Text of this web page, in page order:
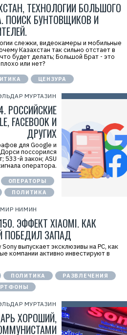
ТЕХНОЛОГИИ БОЛЬШОГО
ПОИСК БУНТОВЩИКОВ И
слежки, видеокамеры и мобильные
Казахстан так сильно отстает в
будет делать; Большой Брат - это
или нет?
ЦЕНЗУРА
МУРТАЗИН
РОССИЙСКИЕ
FACEBOOK И
ДРУГИХ
для Google и
поссорился
533-й закон; ASU
оператора.
ОПЕРАТОРЫ
ПОЛИТИКА
НИМИН
ЭФФЕКТ XIAOMI. КАК
ПОБЕДИЛ ЗАПАД
выпускает эксклюзивы на PC, как
компании активно инвестируют в
ПОЛИТИКА
РАЗВЛЕЧЕНИЯ
МУРТАЗИН
ХОРОШИЙ,